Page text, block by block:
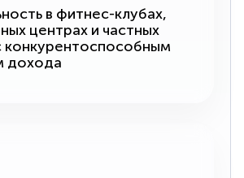
в фитнес-клубах,
центрах и частных
конкурентоспособным
дохода